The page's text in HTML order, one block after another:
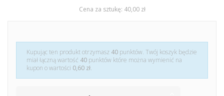
Cena za sztukę: 40,00 zł
Kupując ten produkt otrzymasz 40 punktów. Twój koszyk będzie
miał łączną wartość 40 punktów które można wymienić na
kupon o wartości 0,60 zł.